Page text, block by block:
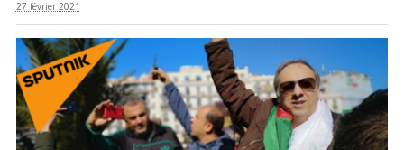
27 février 2021